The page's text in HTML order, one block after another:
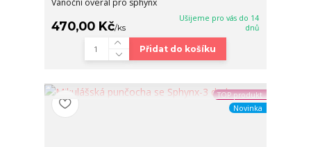
Vánoční overal pro sphynx
470,00 Kč/ks
Ušijeme pro vás do 14
dnů
Přidat do košíku
TOP produkt
Novinka